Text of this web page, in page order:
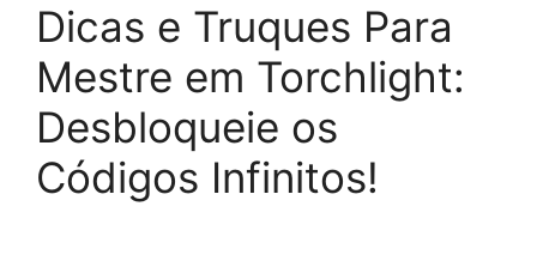
Dicas e Truques Para
Mestre em Torchlight:
Desbloqueie os
Códigos Infinitos!